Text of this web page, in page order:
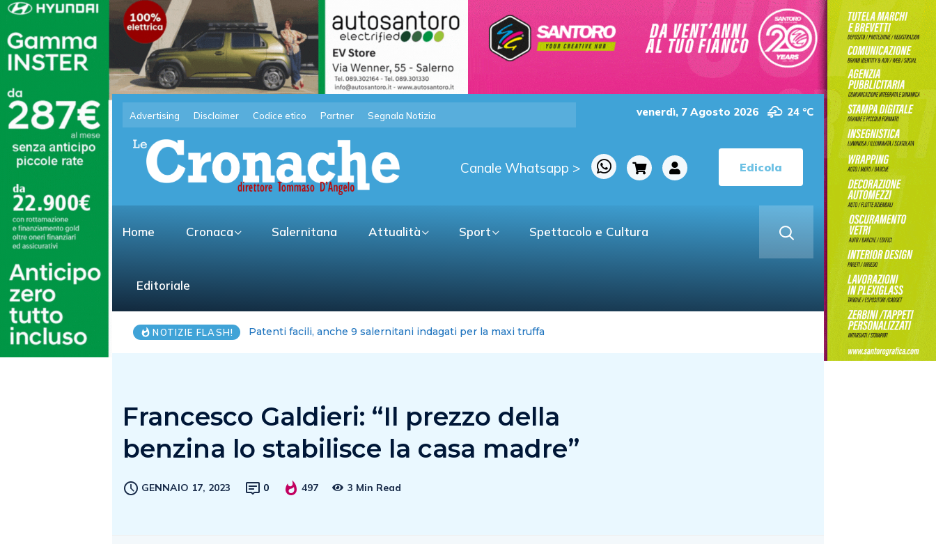
Advertising Disclaimer Codice etico Partner Segnala Notizia venerdì, 7 Agosto 2026 24 °C
Canale Whatsapp > Edicola
Home Cronaca Salernitana Attualità Sport Spettacolo e Cultura
Editoriale
NOTIZIE FLASH! Piantedosi, Comuni sciolti? Politica faccia di piu’
Francesco Galdieri: “Il prezzo della
benzina lo stabilisce la casa madre”
GENNAIO 17, 2023 0 497 3 Min Read